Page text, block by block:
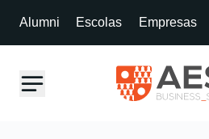
Alumni Escolas Empresas